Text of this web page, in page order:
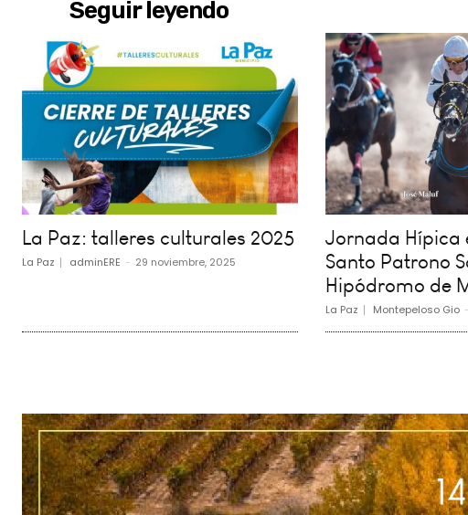
Seguir leyendo
La Paz: talleres culturales 2025
La Paz adminERE - 29 noviembre, 2025
Jornada Hípica
Santo Patrono
Hipódromo de
La Paz Montepeloso Gio -